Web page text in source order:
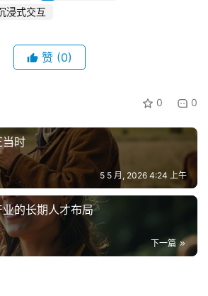
浸式交互
赞 (0)
0 0
当时
5 5 月, 2026 4:24 上午
的长期人才布局
下一篇